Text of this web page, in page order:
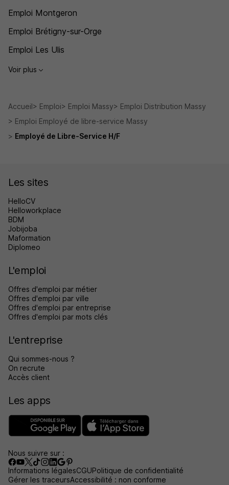
Emploi Montgeron
Emploi Brétigny-sur-Orge
Emploi Les Ulis
Voir plus
Accueil Emploi Emploi Massy
Emploi Distribution Massy
Emploi Employé de libre-service Massy
Employé de Libre-Service H/F
Les sites
HelloCV
Helloworkplace
BDM
Jobijoba
Maformation
Diplomeo
L'emploi
Offres d'emploi par métier
Offres d'emploi par ville
Offres d'emploi par entreprise
Offres d'emploi par mots clés
L'entreprise
Qui sommes-nous ?
On recrute
Accès client
Les apps
Nous suivre sur :
Informations légalesCGUPolitique de confidentialité
Gérer les traceursAccessibilité : non conforme